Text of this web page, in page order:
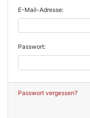
E-Mail-Adresse:
Passwort:
Passwort vergessen?